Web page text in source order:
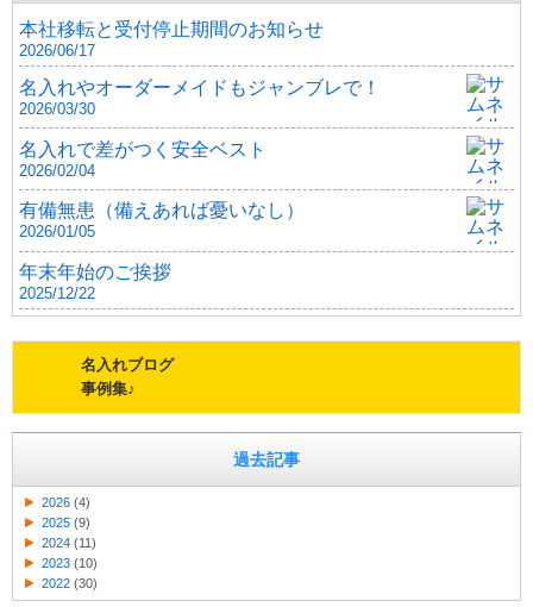
本社移転と受付停止期間のお知らせ
2026/06/17
名入れやオーダーメイドもジャンブレで！
2026/03/30
名入れで差がつく安全ベスト
2026/02/04
有備無患（備えあれば憂いなし）
2026/01/05
年末年始のご挨拶
2025/12/22
名入れブログ
事例集♪
過去記事
2026 (4)
2025 (9)
2024 (11)
2023 (10)
2022 (30)